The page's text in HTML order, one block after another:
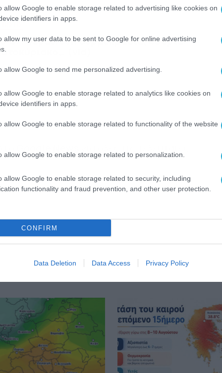
allow Google to enable storage related to advertising like cookies on
identifiers in apps.
allow my user data to be sent to Google for online advertising
allow Google to send me personalized advertising.
allow Google to enable storage related to analytics like cookies on
identifiers in apps.
allow Google to enable storage related to functionality of the website
allow Google to enable storage related to personalization.
allow Google to enable storage related to security, including
functionality and fraud prevention, and other user protection.
CONFIRM
Data Deletion Data Access Privacy Policy
6-8: Ανεβαίνει η θερμοκρασία, 40άρια
(vid)